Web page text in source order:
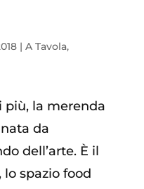
| A Tavola,
più, la merenda
da
dell’arte. È il
spazio food